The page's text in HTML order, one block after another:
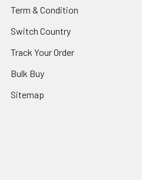
Term & Condition
Switch Country
Track Your Order
Bulk Buy
Sitemap